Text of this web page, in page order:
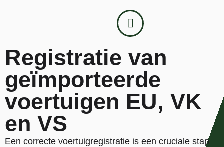
Registratie van
geïmporteerde
voertuigen EU, VK
en VS
Een correcte voertuigregistratie is een cruciale stap